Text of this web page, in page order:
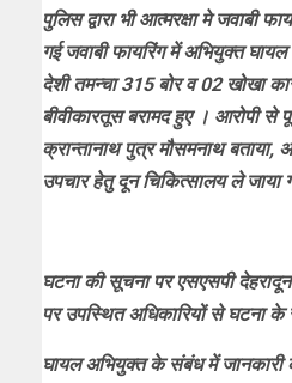
पुलिस द्वारा भी आत्मरक्षा मे जवाबी
गई जवाबी फायरिंग में अभियुक्त
देशी तमन्चा 315 बोर व 02 खोखा
बीवीकारतूस बरामद हुए । आरोपी से
क्रान्तानाथ पुत्र मौसमनाथ
उपचार हेतु दून चिकित्सालय ले जाया
घटना की सूचना पर एसएसपी
पर उपस्थित अधिकारियों से घटना के
घायल अभियुक्त के संबंध में